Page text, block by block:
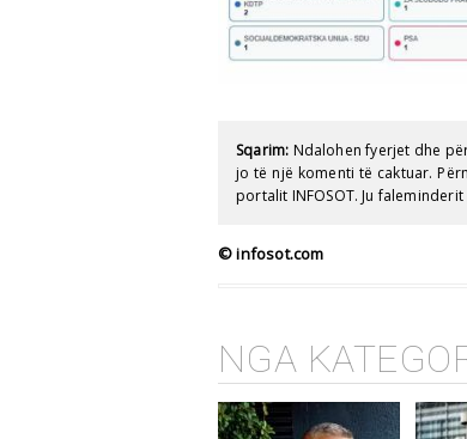
Sqarim: Ndalohen fyerjet dhe
jo të një komenti të caktuar.
portalit INFOSOT. Ju
© infosot.com
NGA